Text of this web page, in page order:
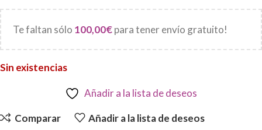
Te faltan sólo 100,00€para tener envío gratuito!
Sin existencias
Añadir a la lista de deseos
Comparar Añadir a la lista de deseos